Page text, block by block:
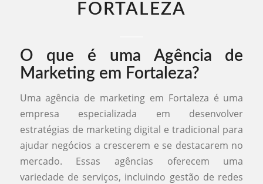
FORTALEZA​
O que é uma Agência de
Marketing em Fortaleza?
Uma agência de marketing em Fortaleza é uma
empresa especializada em desenvolver
estratégias de marketing digital e tradicional para
ajudar negócios a crescerem e se destacarem no
mercado. Essas agências oferecem uma
variedade de serviços, incluindo gestão de redes